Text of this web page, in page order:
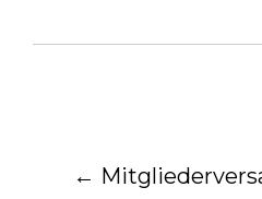
Post
←